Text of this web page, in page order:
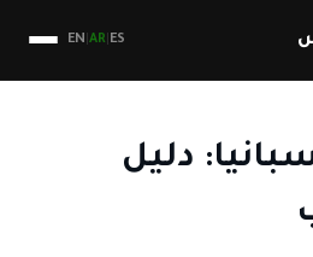
ES
AR
EN
دليل